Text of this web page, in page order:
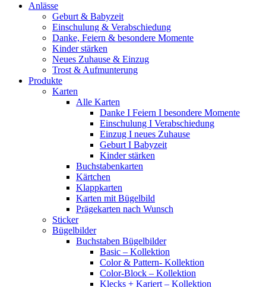
Anlässe
Geburt & Babyzeit
Einschulung & Verabschiedung
Danke, Feiern & besondere Momente
Kinder stärken
Neues Zuhause & Einzug
Trost & Aufmunterung
Produkte
Karten
Alle Karten
Danke I Feiern I besondere Momente
Einschulung I Verabschiedung
Einzug I neues Zuhause
Geburt I Babyzeit
Kinder stärken
Buchstabenkarten
Kärtchen
Klappkarten
Karten mit Bügelbild
Prägekarten nach Wunsch
Sticker
Bügelbilder
Buchstaben Bügelbilder
Basic – Kollektion
Color & Pattern- Kollektion
Color-Block – Kollektion
Klecks + Kariert – Kollektion